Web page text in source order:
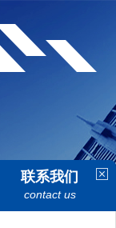
联系我们
contact us